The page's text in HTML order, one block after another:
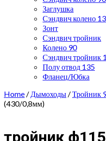
Заглушка
Сэндвич колено
Зонт
Сэндвич тройник
Колено 90
Сэндвич тройник
Полу отвод 135
Фланец/Юбка
Home / Дымоходы /Тройник
(430/0,8мм)
тройник